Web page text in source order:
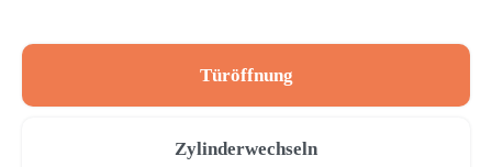
Türöffnung
Zylinderwechseln